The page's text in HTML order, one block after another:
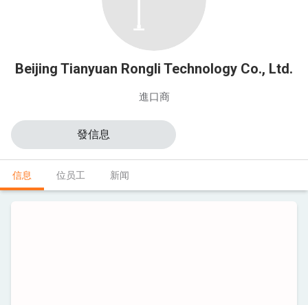
Beijing Tianyuan Rongli Technology Co., Ltd.
進口商
信息 位员工 新闻
發信息